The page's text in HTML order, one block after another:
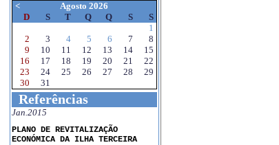
<
Agosto 2026
D
S T Q Q S
S
1
2
3 4 5 6 7
8
9
10 11 12 13 14
15
16
17 18 19 20 21
22
23
24 25 26 27 28
29
30
31
Referências
Jan.2015
PLANO DE REVITALIZAÇÃO
ECONÓMICA DA ILHA TERCEIRA